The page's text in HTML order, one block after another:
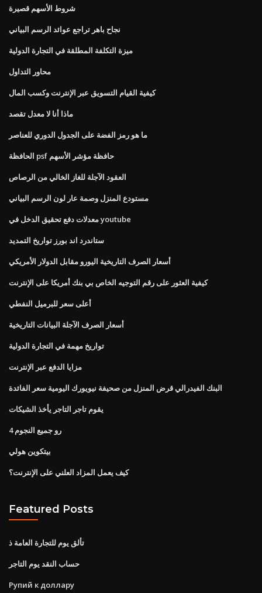
شروط الأسهم قصيرة
نجاح باهر تراجع عوائد الرسم البياني
ميزة التكلفة المطلقة في التجارة الدولية
محاور التداول
كيفية القيام التسويق عبر الإنترنت وكسب المال
ماذا أنا لا معدل تقصد
ما هو رمز الفضة على الجدول الدوري للعناصر
الحافظة psf حافظة مؤشر الأسهم
العقود الآجلة للغاز الخالي من الرصاص
مستودع المنزل وصمة عار لون الرسم البياني
معدلات دفع تحقيق الدخل في youtube
ستاندرد اند بورز تواريخ التمديد
أسعار الصرف التاريخية اليورو مقابل الدولار الأمريكي
كيفية العثور على رقم التوجيه الخاص بي بنك أمريكا على الإنترنت
أعلى سعر للبرميل النفطي
أسعار الصرف الآجلة البيانات التاريخية
تواريخ مهمة في التجارة الدولية
مزايا الدفع عبر الإنترنت
البنك الفيدرالي قرض المنزل من صحيفة نيويورك اليومية سعر الفائدة
يقوم تاجر التاجر يأخذ الشيكات
رو جميع النجوم 4
بيتكوين هولي
كيف يعمل المزاد العلني على الإنترنت؟
Featured Posts
تألق يوم للتجارة العامة ذ
حساب النقد يوم التاجر
Рупий к доллару